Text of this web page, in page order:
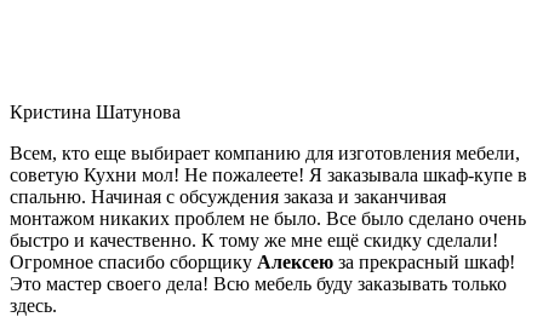
Кристина Шатунова
Всем, кто еще выбирает компанию для изготовления мебели,
советую Кухни мол! Не пожалеете! Я заказывала шкаф-купе в
спальню. Начиная с обсуждения заказа и заканчивая
монтажом никаких проблем не было. Все было сделано очень
быстро и качественно. К тому же мне ещё скидку сделали!
Огромное спасибо сборщику Алексею за прекрасный шкаф!
Это мастер своего дела! Всю мебель буду заказывать только
здесь.